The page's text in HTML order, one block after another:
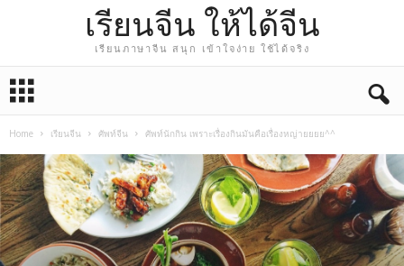
เรียนจีน ให้ได้จีน
เรียนภาษาจีน สนุก เข้าใจง่าย ใช้ได้จริง
Home เรียนจีน ศัพท์จีน ศัพท์นักกิน เพราะเรื่องกินมันคือเรื่องหญ่ายยยย^^